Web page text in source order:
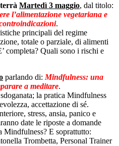
Martedì 3 maggio, dal titolo:
l’alimentazione vegetariana e
.
principali del regime
totale o parziale, di alimenti
completa? Quali sono i rischi e
parlando di:Mindfulness: una
a meditare.
la pratica Mindfulness
accettazione di sé.
stress, ansia, panico e
date le riposte a domande
Mindfulness? E soprattutto:
Trombetta, Personal Trainer